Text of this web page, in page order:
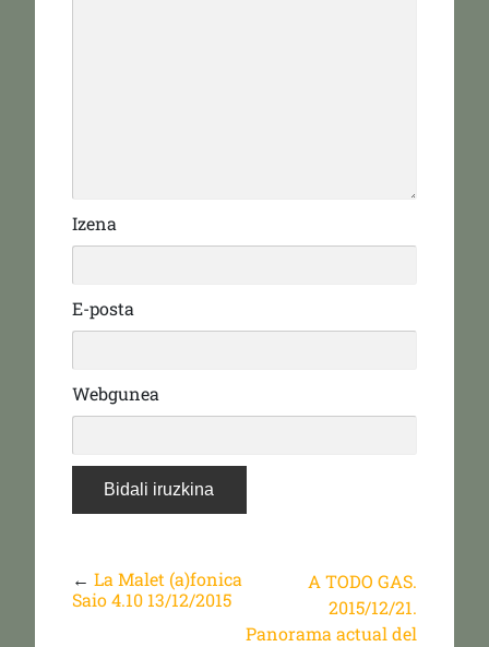
Izena
E-posta
Webgunea
← La Malet (a)fonica
Saio 4.10 13/12/2015
A TODO GAS.
2015/12/21.
Panorama actual del